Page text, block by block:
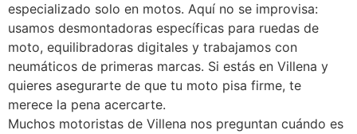
especializado solo en motos. Aquí no se improvisa:
usamos desmontadoras específicas para ruedas de
moto, equilibradoras digitales y trabajamos con
neumáticos de primeras marcas. Si estás en Villena y
quieres asegurarte de que tu moto pisa firme, te
merece la pena acercarte.
Muchos motoristas de Villena nos preguntan cuándo es